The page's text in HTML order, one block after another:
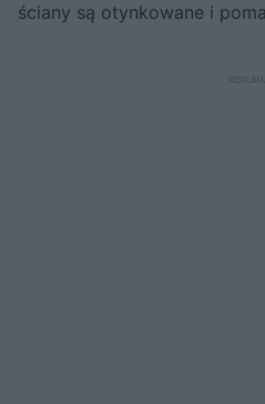
ściany są otynkowane i